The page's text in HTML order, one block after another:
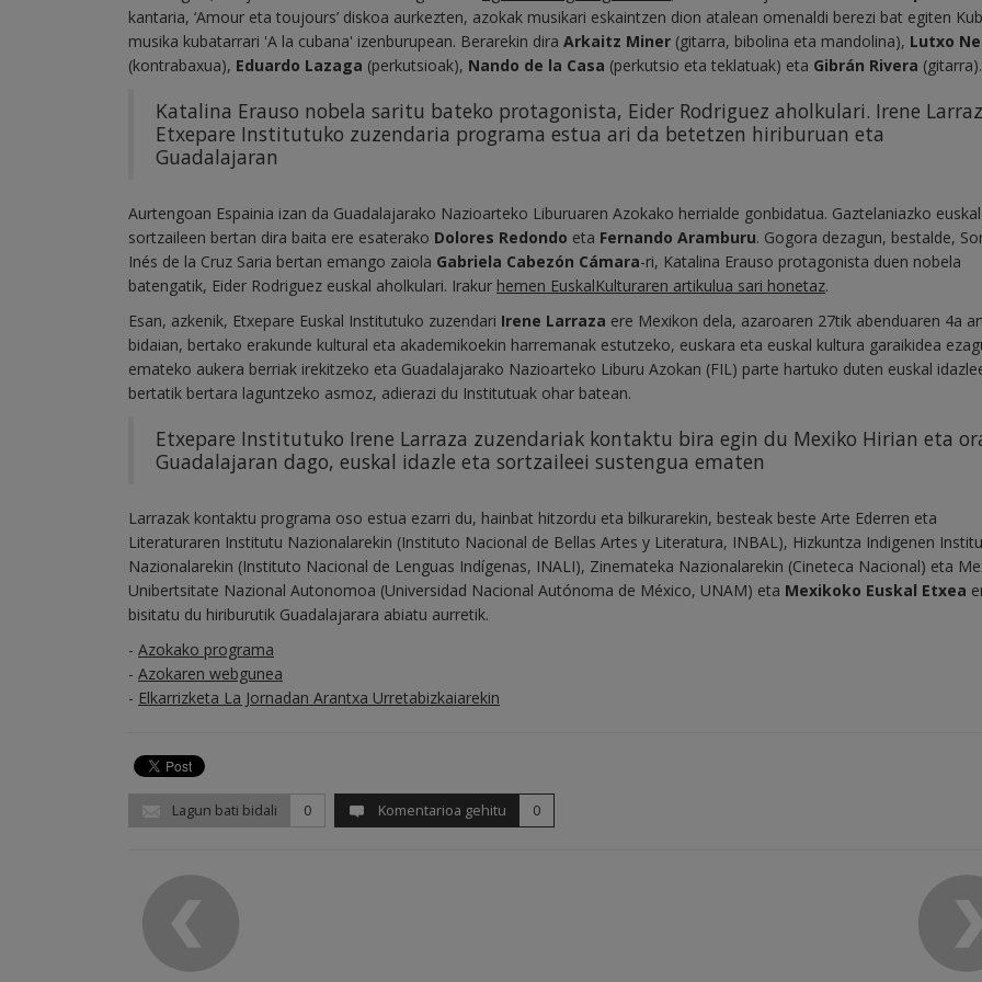
kantaria, ‘Amour eta toujours’ diskoa aurkezten, azokak musikari eskaintzen dion atalean omenaldi berezi bat egiten
musika kubatarrari 'A la cubana' izenburupean. Berarekin dira Arkaitz Miner (gitarra, bibolina eta mandolina), Lutxo
(kontrabaxua), Eduardo Lazaga (perkutsioak), Nando de la Casa (perkutsio eta teklatuak) eta Gibrán Rivera (gitarra).
Katalina Erauso nobela saritu bateko protagonista, Eider Rodriguez aholkulari. Irene
Etxepare Institutuko zuzendaria programa estua ari da betetzen hiriburuan eta
Guadalajaran
Aurtengoan Espainia izan da Guadalajarako Nazioarteko Liburuaren Azokako herrialde gonbidatua. Gaztelaniazko euskal
sortzaileen bertan dira baita ere esaterako Dolores Redondo eta Fernando Aramburu. Gogora dezagun, bestalde,
Inés de la Cruz Saria bertan emango zaiola Gabriela Cabezón Cámara-ri, Katalina Erauso protagonista duen nobela
batengatik, Eider Rodriguez euskal aholkulari. Irakur hemen EuskalKulturaren artikulua sari honetaz.
Esan, azkenik, Etxepare Euskal Institutuko zuzendari Irene Larraza ere Mexikon dela, azaroaren 27tik abenduaren 4a
bidaian, bertako erakunde kultural eta akademikoekin harremanak estutzeko, euskara eta euskal kultura garaikidea
emateko aukera berriak irekitzeko eta Guadalajarako Nazioarteko Liburu Azokan (FIL) parte hartuko duten euskal
bertatik bertara laguntzeko asmoz, adierazi du Institutuak ohar batean.
Etxepare Institutuko Irene Larraza zuzendariak kontaktu bira egin du Mexiko Hirian eta
Guadalajaran dago, euskal idazle eta sortzaileei sustengua ematen
Larrazak kontaktu programa oso estua ezarri du, hainbat hitzordu eta bilkurarekin, besteak beste Arte Ederren eta
Literaturaren Institutu Nazionalarekin (Instituto Nacional de Bellas Artes y Literatura, INBAL), Hizkuntza Indigenen
Nazionalarekin (Instituto Nacional de Lenguas Indígenas, INALI), Zinemateka Nazionalarekin (Cineteca Nacional) eta
Unibertsitate Nazional Autonomoa (Universidad Nacional Autónoma de México, UNAM) eta Mexikoko Euskal Etxea
bisitatu du hiriburutik Guadalajarara abiatu aurretik.
- Azokako programa
- Azokaren webgunea
- Elkarrizketa La Jornadan Arantxa Urretabizkaiarekin
Lagun bati bidali 0 Komentarioa gehitu 0